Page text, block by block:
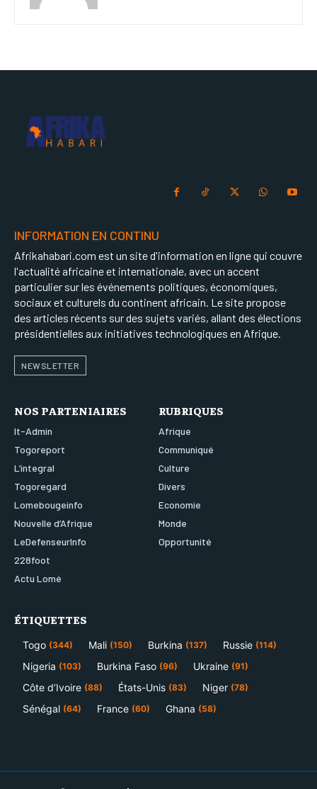
INFORMATION EN CONTINU
Afrikahabari.com est un site d'information en ligne qui couvre
l'actualité africaine et internationale, avec un accent
particulier sur les événements politiques, économiques,
sociaux et culturels du continent africain. Le site propose
des articles récents sur des sujets variés, allant des élections
présidentielles aux initiatives technologiques en Afrique.
NEWSLETTER
NOS PARTENIAIRES
It-Admin
Togoreport
L’integral
Togoregard
Lomebougeinfo
Nouvelle d’Afrique
LeDefenseurInfo
228foot
Actu Lomé
RUBRIQUES
Afrique
Communiqué
Culture
Divers
Economie
Monde
Opportunité
ÉTIQUETTES
Togo (344) Mali (150) Burkina (137) Russie (114)
Nigeria (103) Burkina Faso (96) Ukraine (91)
Côte d’Ivoire (88) États-Unis (83) Niger (78)
Sénégal (64) France (60) Ghana (58)